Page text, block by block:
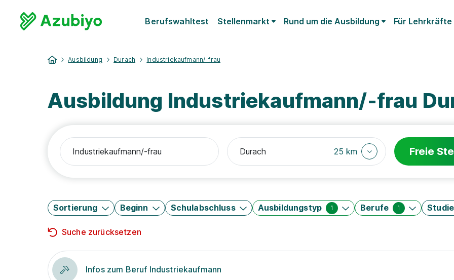
Berufswahltest Stellenmarkt Rund um die Ausbildung Für Lehrkräfte
Ausbildung Durach Industriekaufmann/-frau
Ausbildung Industriekaufmann/-frau
25 km Freie
Sortierung Beginn Schulabschluss Ausbildungstyp 1 Berufe 1
Suche zurücksetzen
Infos zum Beruf Industriekaufmann